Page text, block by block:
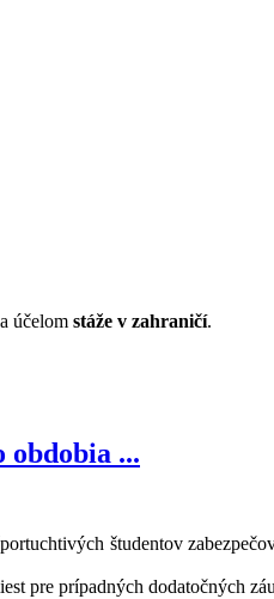
účelom stáže v zahraničí.
obdobia ...
študentov
pre prípadných dodatočných